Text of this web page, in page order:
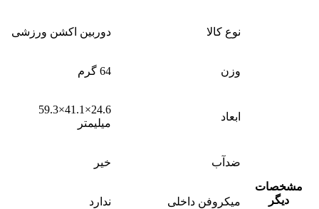
مشخصات
دیگر
نوع کالا دوربین اکشن ورزشی
وزن 64 گرم
ابعاد
24.6×41.1×59.3
میلیمتر
ضدآب خیر
میکروفن داخلی ندارد